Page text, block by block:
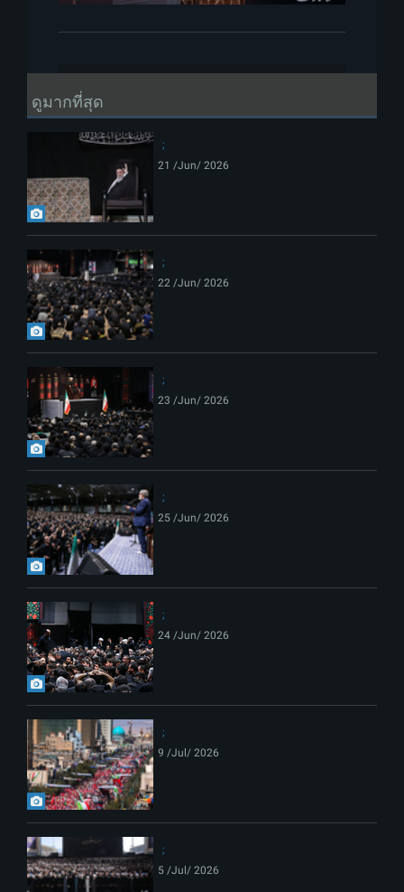
ดูมากที่สุด
21 /Jun/ 2026
22 /Jun/ 2026
23 /Jun/ 2026
25 /Jun/ 2026
24 /Jun/ 2026
9 /Jul/ 2026
5 /Jul/ 2026